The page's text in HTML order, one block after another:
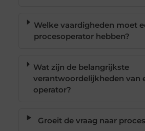
Welke vaardigheden moet
procesoperator hebben?
Wat zijn de belangrijkste
verantwoordelijkheden van
operator?
Groeit de vraag naar